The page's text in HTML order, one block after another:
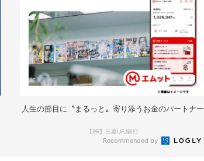
人生の節目に〝まるっと〟寄り添うお金のパートナー
【PR】三菱UFJ銀行
Recommended by